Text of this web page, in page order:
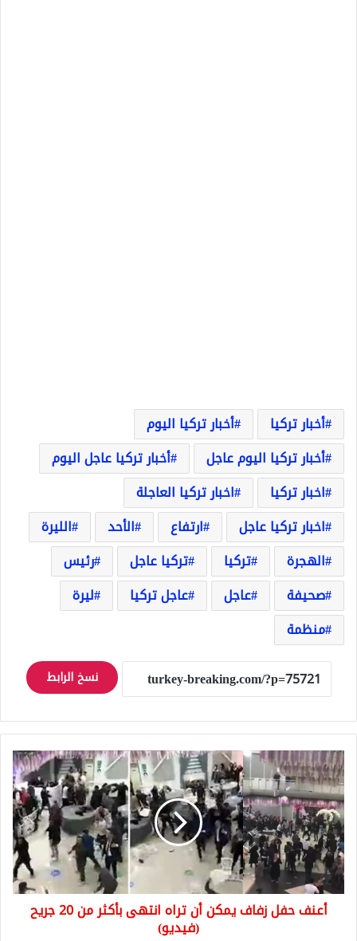
أخبار تركيا
أخبار تركيا اليوم
أخبار تركيا اليوم عاجل
أخبار تركيا عاجل اليوم
اخبار تركيا
اخبار تركيا العاجلة
اخبار تركيا عاجل
ارتفاع الأحد
الليرة
الهجرة
تركيا تركيا عاجل
رئيس
صحيفة
عاجل عاجل تركيا
ليرة
منظمة
نسخ الرابط
أعنف
حفل
زفاف
يمكن
أن
تراه
انتهى
بأكثر
من
أعنف حفل زفاف يمكن أن تراه انتهى بأكثر من 20 جريح
(فيديو)